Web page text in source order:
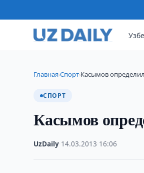
Главная›Спорт›Касымов
СПОРТ
Касымов
UzDaily 14.03.2013 16:06